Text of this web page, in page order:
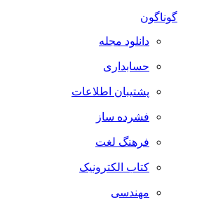
گوناگون
دانلود مجله
حسابداری
پشتیبان اطلاعات
فشرده ساز
فرهنگ لغت
کتاب الکترونیک
مهندسی